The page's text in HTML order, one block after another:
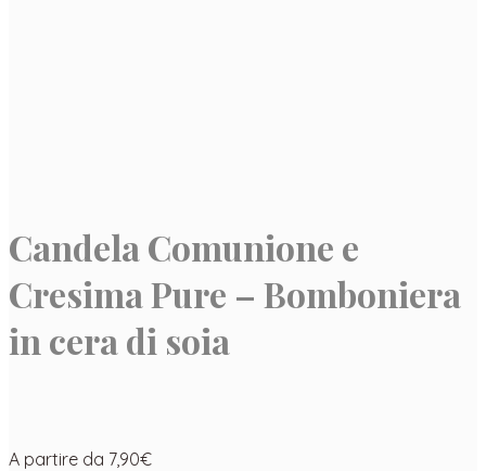
Candela Comunione e
Cresima Pure – Bomboniera
in cera di soia
A partire da 7,90€